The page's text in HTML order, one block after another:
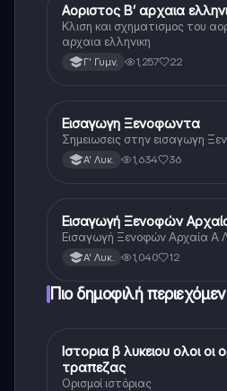
Αρχαία Ελληνικά
Αοριστος Β’ αρχαια
Κλιση και σχηματισμος του
αρχαια ελληνικη
Γ' Γυμν. 1,257 22
Αρχαία Ελληνικά
Εισαγωγη Ξενοφωντα
Σημειωσεις στην εισαγωγη
Α' Λυκ. 1,634 36
Αρχαία Ελληνικά
Εισαγωγή Ξενοφών
Εισαγωγή Ξενοφών Αρχαία Α
Α' Λυκ. 1,040 12
Πιο δημοφιλή
Ιστορία
Ιστορια β λυκειου ολοι οι
τραπεζας
Ορισμοί ιστόριας